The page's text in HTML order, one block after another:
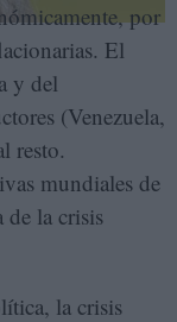
por
El
y del
(Venezuela,
resto.
mundiales de
de la crisis
la crisis